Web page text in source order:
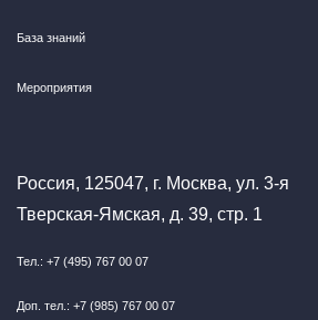
База знаний
Мероприятия
Россия, 125047, г. Москва, ул. 3-я
Тверская-Ямская, д. 39, стр. 1
Тел.: +7 (495) 767 00 07
Доп. тел.: +7 (985) 767 00 07